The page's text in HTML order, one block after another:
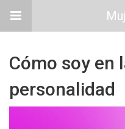
Cómo soy en
personalidad